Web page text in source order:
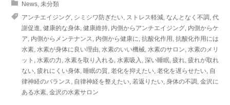
News, 未分類
アンチエイジング, シミシワ防ぎたい, ストレス軽減, なんとなく不調 , 代
謝促進, 健康的な身体, 健康維持, 内側からアンチエイジング, 内側からケ
ア, 内側からメンテナンス, 内側から健康に, 抗酸化作用 , 抗酸化作用には
水素, 水素が身体に良い理由, 水素のいい機械, 水素のサロン, 水素のメリ
ット , 水素の力, 水素を取り入れる, 水素吸入 , 深い睡眠, 疲れ, 疲れが取れ
ない, 疲れにくい身体, 睡眠の質, 老化を抑えたい, 老化を遅らせたい, 自
律神経のバランス, 自律神経を整えたい, 若返りたい, 身体の不調 , 金沢に
ある水素, 金沢の水素サロン